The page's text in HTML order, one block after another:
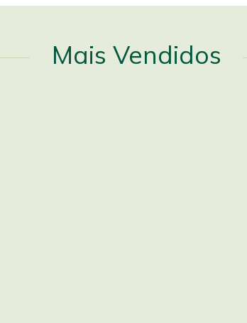
Mais Vendidos